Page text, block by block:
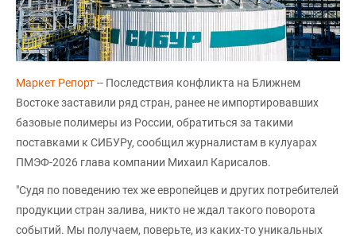
Маркет Репорт-- Последствия конфликта на Ближнем
Востоке заставили ряд стран, ранее не импортировавших
базовые полимеры из России, обратиться за такими
поставками к СИБУРу, сообщил журналистам в кулуарах
ПМЭФ-2026 глава компании Михаил Карисалов.
"Судя по поведению тех же европейцев и других потребителей
продукции стран залива, никто не ждал такого поворота
событий. Мы получаем, поверьте, из каких-то уникальных